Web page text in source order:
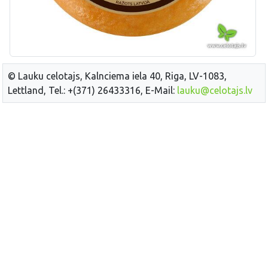
© Lauku celotajs, Kalnciema iela 40, Riga, LV-1083,
Lettland, Tel.: +(371) 26433316, E-Mail: lauku@celotajs.lv